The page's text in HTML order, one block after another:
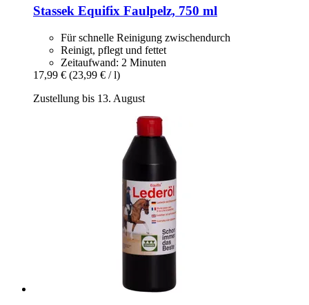
Stassek Equifix Faulpelz, 750 ml
Für schnelle Reinigung zwischendurch
Reinigt, pflegt und fettet
Zeitaufwand: 2 Minuten
17,99 € (23,99 € / l)
Zustellung bis 13. August